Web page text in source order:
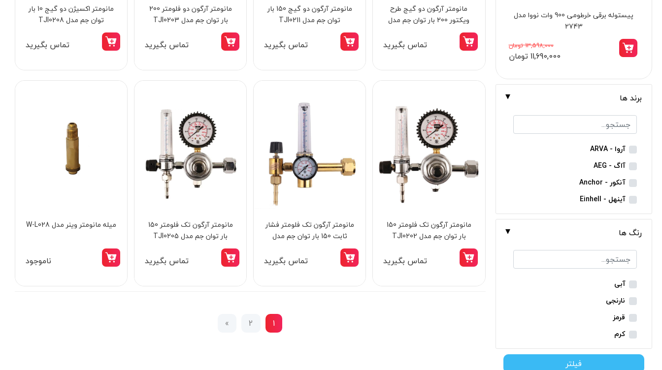
ابزار ساختمانی
لوازم جانبی خودرو
علف زن نووا
علف زن کنزاکس
بلک اسمیث-black smith
جک بطری بادی بیگ رد
دریل شارژی
پیچ گوشتی شارژی
مینی فرز شارژی
بکس شارژی
دریل نمونه برداری
بتن کن شارژی
جارو شارژی
میخکوب شارژی
فرز شارژی
کاپشن شارژی
اره زنجیری بنزینی ۴۵ سانت کنزاکس مدل
6246
32,998,000 تومان
28,040,000 تومان
فک پرس پیچی لوله 20 میلی‌ متری شمس
مدل 1-4021
1,150,000 تومان
سرپیک جوشکاری 1.4 اینچ کنزاکس مدل
3712
13,998,000 تومان
پیستوله برقی خرطومی
13,598,000
برند ها
آروا - ARVA
آاگ - AEG
آنکور - Anchor
آینهل - Einhell
ان ای سی - NEC
ایران ترانس - Iran Trans
بوش - Bosch
توسن - Tosan
جنیوس - Genius
دیوالت - Dewalt
رونیکس - Ronix
ماکیتا - Makita
متابو - Metabo
رنگ ها
آبی
نارنجی
قرمز
کرم
سبز
فیلتر
مانومتر آرگون دو گیج طرح
ویکتور 200 بار توان جم مدل
تماس بگیرید
مانومتر آرگون دو گیج 150 بار
توان جم مدل TJI0211
تماس بگیرید
مانومتر آرگون دو فلومتر 200
بار توان جم مدل TJI0203
تماس بگیرید
مانومتر اکسیژن دو گیج 10 بار
توان جم مدل TJI0208
تماس بگیرید
مانومتر آرگون تک فلومتر 150
بار توان جم مدل TJI0202
تماس بگیرید
مانومتر آرگون تک فلومتر فشار
ثابت 150 بار توان جم مدل
تماس بگیرید
مانومتر آرگون تک فلومتر 150
بار توان جم مدل TJI0205
تماس بگیرید
میله مانومتر وینر مدل W-L028
ناموجود
1
2
»